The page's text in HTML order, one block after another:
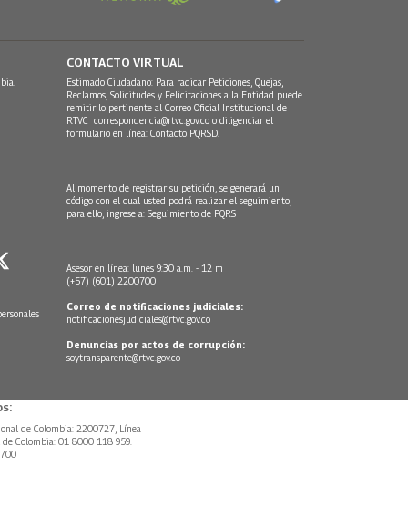
CONTACTO VIRTUAL
Estimado Ciudadano: Para radicar Peticiones, Quejas,
Reclamos, Solicitudes y Felicitaciones a la Entidad puede
remitir lo pertinente al Correo Oficial Institucional de
RTVC correspondencia@rtvc.gov.co o diligenciar el
formulario en línea: Contacto PQRSD.
Al momento de registrar su petición, se generará un
código con el cual usted podrá realizar el seguimiento,
para ello, ingrese a: Seguimiento de PQRS
Asesor en línea: lunes 9:30 a.m. - 12 m
(+57) (601) 2200700
Correo de notificaciones judiciales:
notificacionesjudiciales@rtvc.gov.co
Denuncias por actos de corrupción:
soytransparente@rtvc.gov.co
de Colombia: 2200727, Línea
Colombia: 01 8000 118 959.